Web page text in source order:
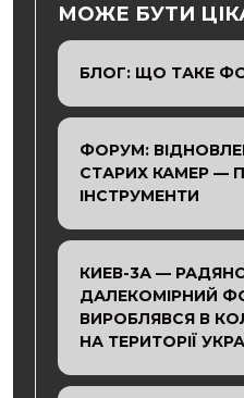
МОЖЕ БУТИ
БЛОГ: ЩО ТАКЕ
ФОРУМ:
СТАРИХ КАМЕР —
ІНСТРУМЕНТИ
КИЕВ-3А —
ДАЛЕКОМІРНИЙ
ВИРОБЛЯВСЯ В
НА ТЕРИТОРІЇ